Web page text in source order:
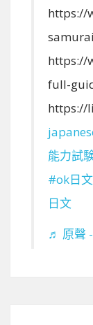
https://
https://
full-
https://
能力試
#ok日文
日文
♬ 原聲